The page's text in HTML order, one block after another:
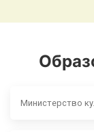
Министерство